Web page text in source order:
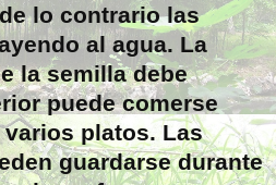
lo contrario las
al agua. La
la semilla debe
puede comerse
platos. Las
guardarse durante